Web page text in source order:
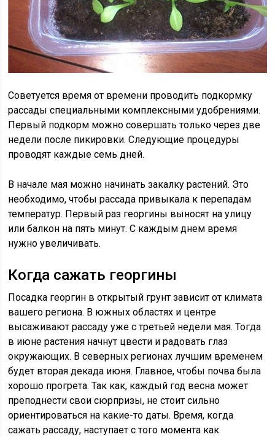
Советуется время от времени проводить подкормку
рассады специальными комплексными удобрениями.
Первый подкорм можно совершать только через две
недели после пикировки. Следующие процедуры
проводят каждые семь дней.
В начале мая можно начинать закалку растений. Это
необходимо, чтобы рассада привыкала к перепадам
температур. Первый раз георгины выносят на улицу
или балкон на пять минут. С каждым днем время
нужно увеличивать.
Когда сажать георгины
Посадка георгин в открытый грунт зависит от климата
вашего региона. В южных областях и центре
высаживают рассаду уже с третьей недели мая. Тогда
в июне растения начнут цвести и радовать глаз
окружающих. В северных регионах лучшим временем
будет вторая декада июня. Главное, чтобы почва была
хорошо прогрета. Так как, каждый год весна может
преподнести свои сюрпризы, не стоит сильно
ориентироваться на какие-то даты. Время, когда
сажать рассаду, наступает с того момента как